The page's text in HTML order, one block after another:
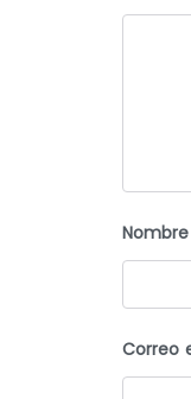
Nombre
Correo